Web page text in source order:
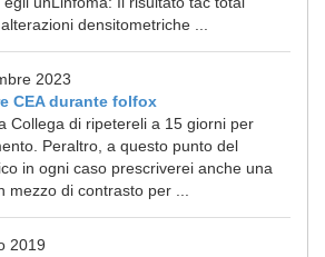
densitometriche ...
2023
CEA durante folfox
Collega di ripetereli a 15 giorni per
Peraltro, a questo punto del
in ogni caso prescriverei anche una
mezzo di contrasto per ...
2019